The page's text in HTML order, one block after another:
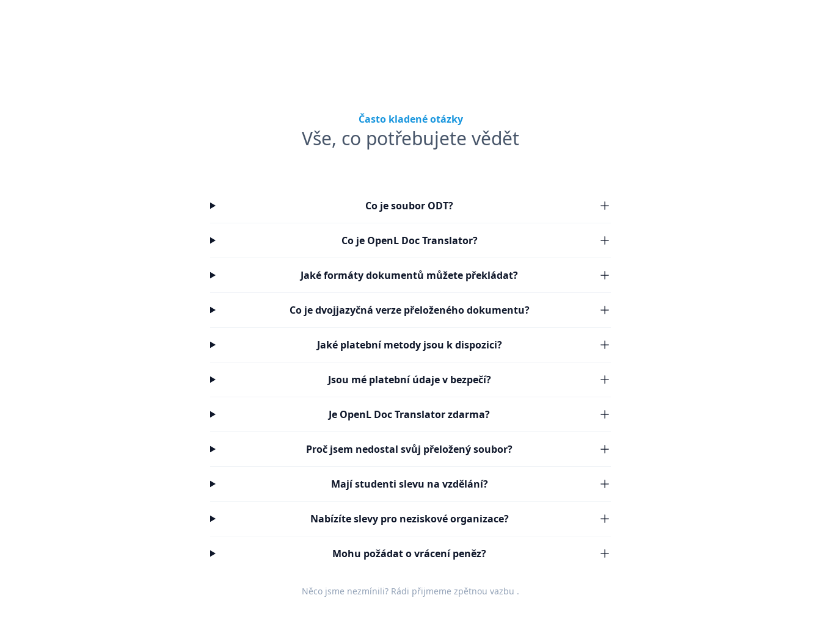
Často kladené otázky
Vše, co potřebujete vědět
Co je soubor ODT?
Co je OpenL Doc Translator?
Jaké formáty dokumentů můžete překládat?
Co je dvojjazyčná verze přeloženého dokumentu?
Jaké platební metody jsou k dispozici?
Jsou mé platební údaje v bezpečí?
Je OpenL Doc Translator zdarma?
Proč jsem nedostal svůj přeložený soubor?
Mají studenti slevu na vzdělání?
Nabízíte slevy pro neziskové organizace?
Mohu požádat o vrácení peněz?
Něco jsme nezmínili? Rádi přijmeme zpětnou vazbu .